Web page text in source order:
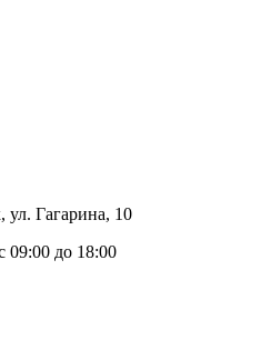
ул. Гагарина, 10
09:00 до 18:00